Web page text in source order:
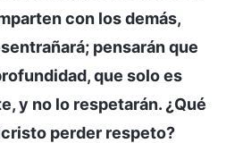
con los demás,
pensarán que
que solo es
y no lo respetarán. ¿Qué
perder respeto?